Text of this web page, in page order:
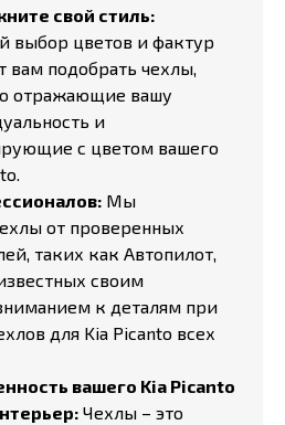
свой стиль:
выбор цветов и фактур
вам подобрать чехлы,
отражающие вашу
и
с цветом вашего
Мы
от проверенных
таких как Автопилот,
своим
к деталям при
для Kia Picanto всех
вашего Kia Picanto
Чехлы – это